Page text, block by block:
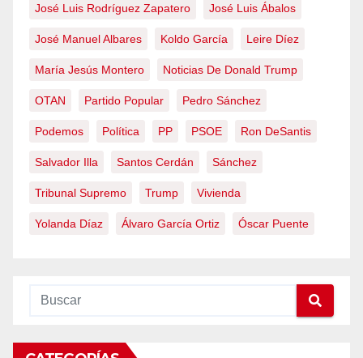
José Luis Rodríguez Zapatero José Luis Ábalos
José Manuel Albares Koldo García Leire Díez
María Jesús Montero Noticias De Donald Trump
OTAN Partido Popular Pedro Sánchez
Podemos Política PP PSOE Ron DeSantis
Salvador Illa Santos Cerdán Sánchez
Tribunal Supremo Trump Vivienda
Yolanda Díaz Álvaro García Ortiz Óscar Puente